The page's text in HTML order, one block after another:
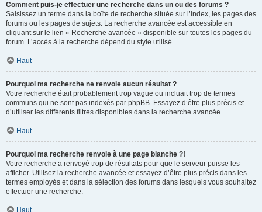
Comment puis-je effectuer une recherche dans un ou des forums ?
Saisissez un terme dans la boîte de recherche située sur l’index, les pages des
forums ou les pages de sujets. La recherche avancée est accessible en
cliquant sur le lien « Recherche avancée » disponible sur toutes les pages du
forum. L’accès à la recherche dépend du style utilisé.
Haut
Pourquoi ma recherche ne renvoie aucun résultat ?
Votre recherche était probablement trop vague ou incluait trop de termes
communs qui ne sont pas indexés par phpBB. Essayez d’être plus précis et
d’utiliser les différents filtres disponibles dans la recherche avancée.
Haut
Pourquoi ma recherche renvoie à une page blanche ?!
Votre recherche a renvoyé trop de résultats pour que le serveur puisse les
afficher. Utilisez la recherche avancée et essayez d’être plus précis dans les
termes employés et dans la sélection des forums dans lesquels vous souhaitez
effectuer une recherche.
Haut